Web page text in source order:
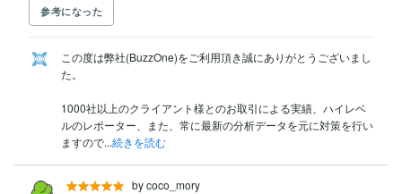
参考になった
この度は弊社(BuzzOne)をご利用頂き誠にありがとうございまし
た。
1000社以上のクライアント様とのお取引による実績、ハイレベ
ルのレポーター、また、常に最新の分析データを元に対策を行い
ますので...続きを読む
by coco_mory